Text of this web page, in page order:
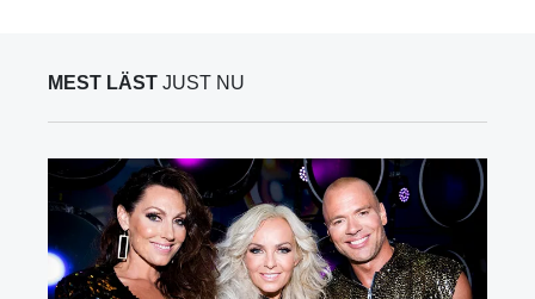
MEST LÄST JUST NU